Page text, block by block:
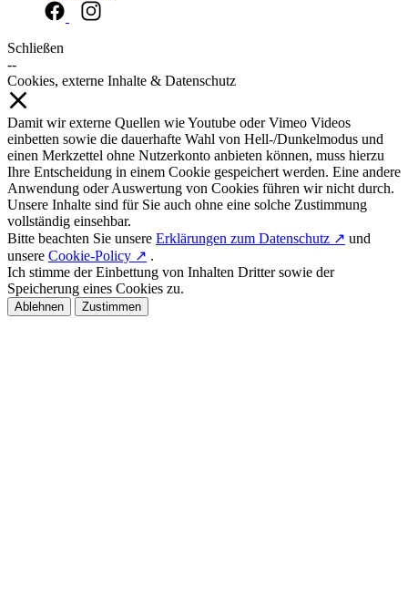
Schließen
--
Cookies, externe Inhalte & Datenschutz
Damit wir externe Quellen wie Youtube oder Vimeo Videos
einbetten sowie die dauerhafte Wahl von Hell-/Dunkelmodus und
einen Merkzettel ohne Nutzerkonto anbieten können, muss hierzu
Ihre Entscheidung in einem Cookie gespeichert werden. Eine andere
Anwendung oder Auswertung von Cookies führen wir nicht durch.
Unsere Inhalte sind für Sie auch ohne eine solche Zustimmung
vollständig einsehbar.
Bitte beachten Sie unsere Erklärungen zum Datenschutz ↗ und
unsere Cookie-Policy ↗ .
Ich stimme der Einbettung von Inhalten Dritter sowie der
Speicherung eines Cookies zu.
Ablehnen Zustimmen